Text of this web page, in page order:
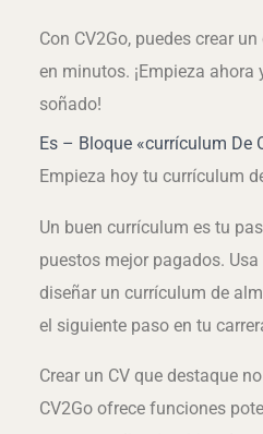
Con CV2Go, puedes crear
en minutos. ¡Empieza
soñado!
Es – Bloque «currículum De
Empieza hoy tu currículum
Un buen currículum es tu
puestos mejor pagados.
diseñar un currículum de
el siguiente paso en tu
Crear un CV que destaque
CV2Go ofrece funciones